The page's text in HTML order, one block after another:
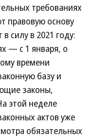
требованиях
правовую основу
силу в 2021 году:
— с 1 января, о
времени
базу и
законы,
этой неделе
актов уже
обязательных